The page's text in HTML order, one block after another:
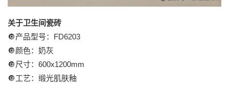
关于卫生间瓷砖
🔘产品型号：FD6203
🔘颜色：奶灰
🔘尺寸：600x1200mm
🔘工艺：缎光肌肤釉